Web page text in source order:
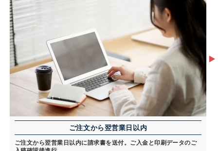
ご注文から翌営業日以内
ご注文から翌営業日以内に請求書を送付。ご入金と印刷データのご